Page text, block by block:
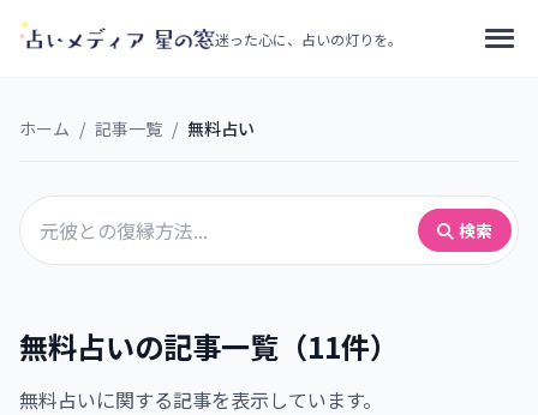
迷った心に、占いの灯りを。
ホーム / 記事一覧 / 無料占い
検索
無料占いの記事一覧（11件）
無料占いに関する記事を表示しています。